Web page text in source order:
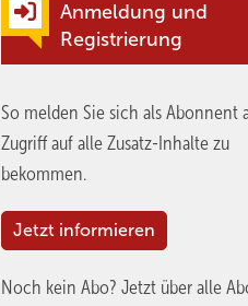
Anmeldung und
Registrierung
So melden Sie sich als Abonnent
Zugriff auf alle Zusatz-Inhalte zu
bekommen.
Jetzt informieren
Noch kein Abo? Jetzt über alle